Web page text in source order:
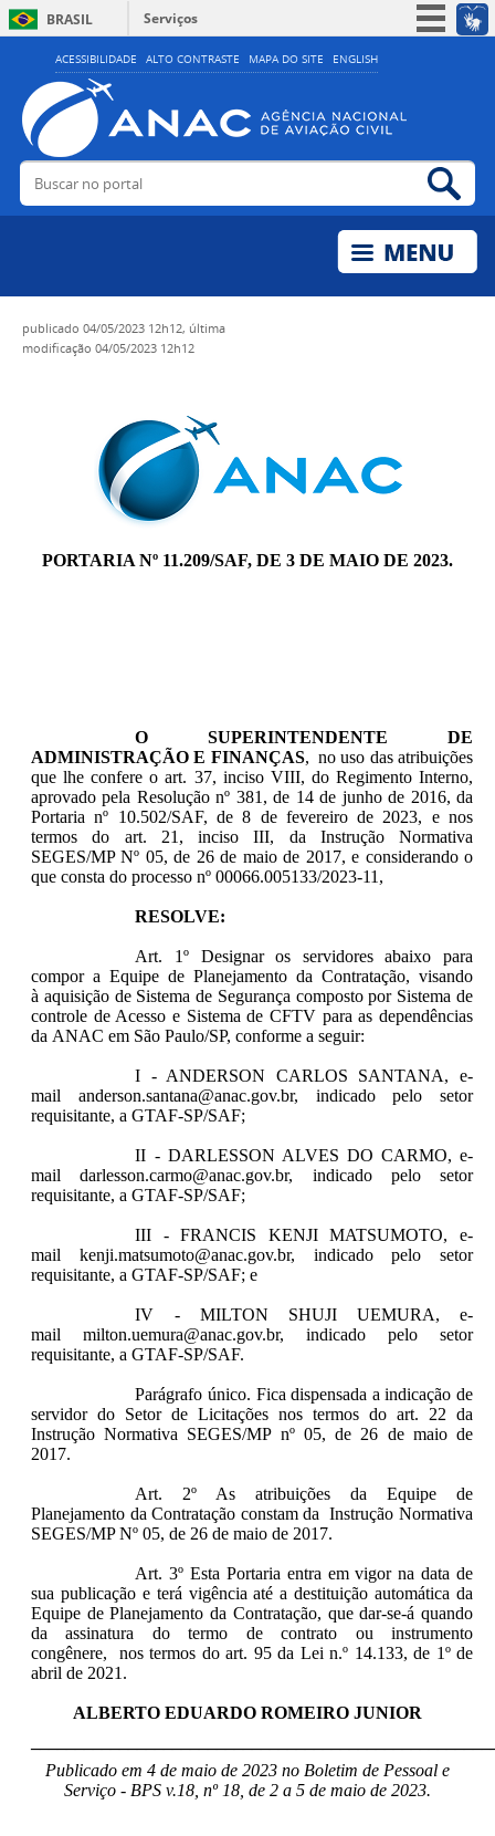
ACESSIBILIDADE ALTO CONTRASTE MAPA DO SITE ENGLISH
BRASIL
Serviços
Simplifique!
Acesso à informação
Legislação
Buscar no portal
publicado 04/05/2023 12h12, última
modificação 04/05/2023 12h12
PORTARIA Nº 11.209/SAF, DE 3 DE MAIO DE 2023.
O SUPERINTENDENTE DE
ADMINISTRAÇÃO E FINANÇAS, no uso das atribuições
que lhe confere o art. 37, inciso VIII, do Regimento Interno,
aprovado pela Resolução nº 381, de 14 de junho de 2016, da
Portaria nº 10.502/SAF, de 8 de fevereiro de 2023, e nos
termos do art. 21, inciso III, da Instrução Normativa
SEGES/MP Nº 05, de 26 de maio de 2017, e considerando o
que consta do processo nº 00066.005133/2023-11,
RESOLVE:
Art. 1º Designar os servidores abaixo para
compor a Equipe de Planejamento da Contratação, visando
à aquisição de Sistema de Segurança composto por Sistema de
controle de Acesso e Sistema de CFTV para as dependências
da ANAC em São Paulo/SP, conforme a seguir:
I - ANDERSON CARLOS SANTANA, e-
mail anderson.santana@anac.gov.br, indicado pelo setor
requisitante, a GTAF-SP/SAF;
II - DARLESSON ALVES DO CARMO, e-
mail darlesson.carmo@anac.gov.br, indicado pelo setor
requisitante, a GTAF-SP/SAF;
III - FRANCIS KENJI MATSUMOTO, e-
mail kenji.matsumoto@anac.gov.br, indicado pelo setor
requisitante, a GTAF-SP/SAF; e
IV - MILTON SHUJI UEMURA, e-
mail milton.uemura@anac.gov.br, indicado pelo setor
requisitante, a GTAF-SP/SAF.
Parágrafo único. Fica dispensada a indicação de
servidor do Setor de Licitações nos termos do art. 22 da
Instrução Normativa SEGES/MP nº 05, de 26 de maio de
2017.
Art. 2º As atribuições da Equipe de
Planejamento da Contratação constam da Instrução Normativa
SEGES/MP Nº 05, de 26 de maio de 2017.
Art. 3º Esta Portaria entra em vigor na data de
sua publicação e terá vigência até a destituição automática da
Equipe de Planejamento da Contratação, que dar-se-á quando
da assinatura do termo de contrato ou instrumento
congênere, nos termos do art. 95 da Lei n.º 14.133, de 1º de
abril de 2021.
ALBERTO EDUARDO ROMEIRO JUNIOR
Publicado em 4 de maio de 2023 no Boletim de Pessoal e
Serviço - BPS v.18, nº 18, de 2 a 5 de maio de 2023.